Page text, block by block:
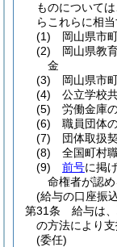
ものについて
らこれらに相
(1)
岡山県市
(2)
岡山県教
金
(3)
岡山県市
(4)
公立学校
(5)
労働金庫
(6)
職員団体
(7)
団体取扱
(8)
全国町村
(9)
前号に掲
命権者が認
(給与の口座振
第31条
給与は
の方法により支
(委任)